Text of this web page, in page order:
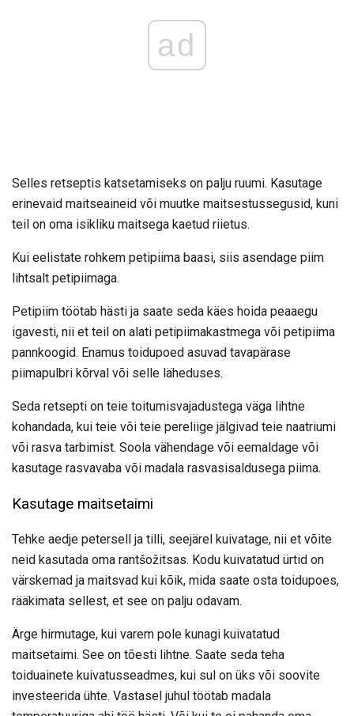
ad
Selles retseptis katsetamiseks on palju ruumi. Kasutage
erinevaid maitseaineid või muutke maitsestussegusid, kuni
teil on oma isikliku maitsega kaetud riietus.
Kui eelistate rohkem petipiima baasi, siis asendage piim
lihtsalt petipiimaga.
Petipiim töötab hästi ja saate seda käes hoida peaaegu
igavesti, nii et teil on alati petipiimakastmega või petipiima
pannkoogid. Enamus toidupoed asuvad tavapärase
piimapulbri kõrval või selle läheduses.
Seda retsepti on teie toitumisvajadustega väga lihtne
kohandada, kui teie või teie pereliige jälgivad teie naatriumi
või rasva tarbimist. Soola vähendage või eemaldage või
kasutage rasvavaba või madala rasvasisaldusega piima.
Kasutage maitsetaimi
Tehke aedje petersell ja tilli, seejärel kuivatage, nii et võite
neid kasutada oma rantšožitsas. Kodu kuivatatud ürtid on
värskemad ja maitsvad kui kõik, mida saate osta toidupoes,
rääkimata sellest, et see on palju odavam.
Ärge hirmutage, kui varem pole kunagi kuivatatud
maitsetaimi. See on tõesti lihtne. Saate seda teha
toiduainete kuivatusseadmes, kui sul on üks või soovite
investeerida ühte. Vastasel juhul töötab madala